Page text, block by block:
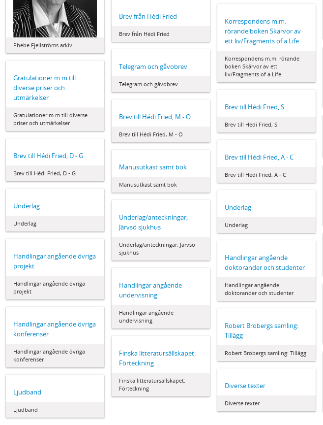
Phebe Fjellströms arkiv
Brev från Hédi Fried
Brev från Hédi Fried
Korrespondens m.m.
rörande boken Skärvor av
ett liv/Fragments of a Life
Korrespondens m.m. rörande
boken Skärvor av ett
liv/Fragments of a Life
Telegram och gåvobrev
Telegram och gåvobrev
Gratulationer m.m till
diverse priser och
utmärkelser
Gratulationer m.m till diverse
priser och utmärkelser
Brev till Hédi Fried, S
Brev till Hédi Fried, S
Brev till Hédi Fried, M - O
Brev till Hédi Fried, M - O
Brev till Hédi Fried, D - G
Brev till Hédi Fried, D - G
Brev till Hédi Fried, A - C
Brev till Hédi Fried, A - C
Manusutkast samt bok
Manusutkast samt bok
Underlag
Underlag
Underlag
Underlag
Underlag/anteckningar,
Järvsö sjukhus
Underlag/anteckningar, Järvsö
sjukhus
Handlingar angående övriga
projekt
Handlingar angående övriga
projekt
Handlingar angående
doktorander och studenter
Handlingar angående
doktorander och studenter
Handlingar angående
undervisning
Handlingar angående
undervisning
Handlingar angående övriga
konferenser
Handlingar angående övriga
konferenser
Robert Brobergs samling:
Tillägg
Robert Brobergs samling: Tillägg
Finska litteratursällskapet:
Förteckning
Finska litteratursällskapet:
Förteckning
Diverse texter
Diverse texter
Ljudband
Ljudband